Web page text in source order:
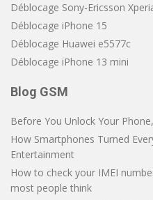
Déblocage Sony-Ericsson
Déblocage iPhone 15
Déblocage Huawei e5577c
Déblocage iPhone 13 mini
Blog GSM
Before You Unlock Your
How Smartphones Turned
Entertainment
How to check your IMEI
most people think